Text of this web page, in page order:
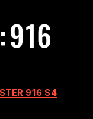
916
916 S4